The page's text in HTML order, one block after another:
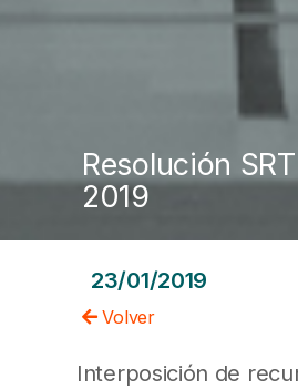
Resolución
2019
23/01/2019
Volver
Interposición de